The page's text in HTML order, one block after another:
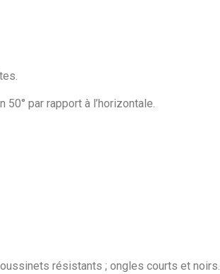
par rapport à l’horizontale.
résistants ; ongles courts et noirs.